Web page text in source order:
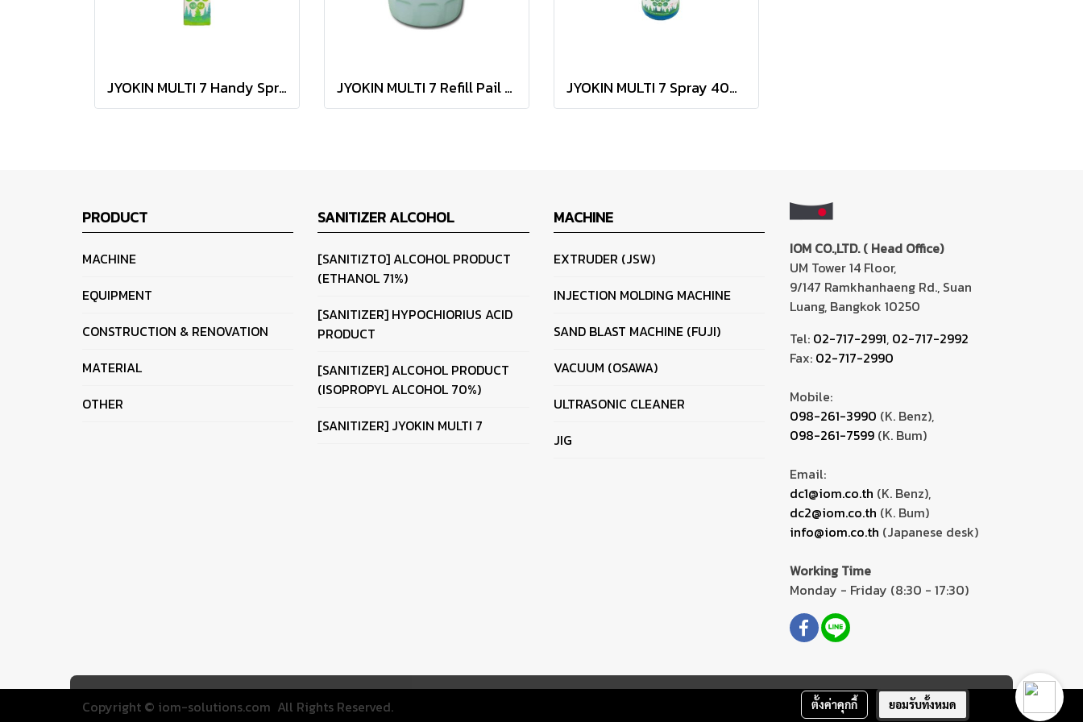
JYOKIN MULTI 7 Handy Spray 10ml JYOKIN MULTI 7 Refill Pail 20Kg JYOKIN MULTI 7 Spray 400ml
PRODUCT
MACHINE
EQUIPMENT
CONSTRUCTION & RENOVATION
MATERIAL
OTHER
SANITIZER ALCOHOL
[SANITIZTO] ALCOHOL PRODUCT
(ETHANOL 71%)
[SANITIZER] HYPOCHIORIUS ACID
PRODUCT
[SANITIZER] ALCOHOL PRODUCT
(ISOPROPYL ALCOHOL 70%)
[SANITIZER] JYOKIN MULTI 7
MACHINE
EXTRUDER (JSW)
INJECTION MOLDING MACHINE
SAND BLAST MACHINE (FUJI)
VACUUM (OSAWA)
ULTRASONIC CLEANER
JIG
IOM CO.,LTD. ( Head Office)
UM Tower 14 Floor,
9/147 Ramkhanhaeng Rd., Suan
Luang, Bangkok 10250
Tel: 02-717-2991, 02-717-2992
Fax: 02-717-2990
Mobile:
098-261-3990 (K. Benz),
098-261-7599(K. Bum)
Email:
dc1@iom.co.th (K. Benz),
dc2@iom.co.th (K. Bum)
info@iom.co.th (Japanese desk)
Working Time
Monday - Friday (8:30 - 17:30)
Copyright © iom-solutions.com All Rights Reserved. ตั้งค่าคุกกี้ ยอมรับทั้งหมด